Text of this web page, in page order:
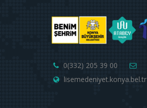
0(332) 205 39 00
lisemedeniyet.konya.bel.tr